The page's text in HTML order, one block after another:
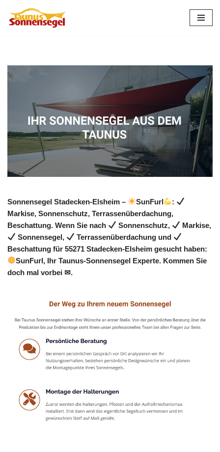
Zum
Sonnensegel Stadecken-Elsheim – SunFurl
:
Markise, Sonnenschutz, Terrassenüberdachung,
Beschattung. Wenn Sie nach
Sonnenschutz,
Markise,
Sonnensegel,
Terrassenüberdachung und
Beschattung für 55271 Stadecken-Elsheim gesucht haben:
SunFurl, Ihr Taunus-Sonnensegel Experte. Kommen Sie
doch mal vorbei ✉.